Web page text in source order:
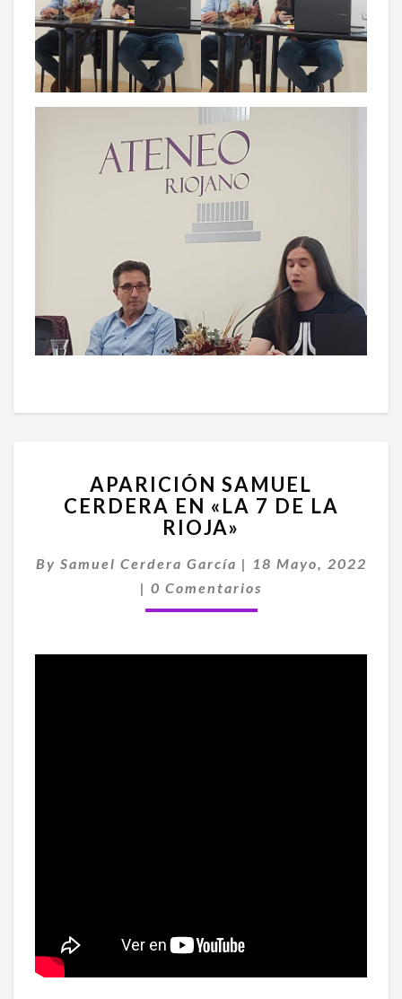
SAMUEL
CERDERA
EN
7
DE
APARICIÓN SAMUEL
CERDERA EN «LA 7 DE LA
RIOJA»
By Samuel Cerdera García | 18 Mayo, 2022
| Comentarios
0 Comentarios